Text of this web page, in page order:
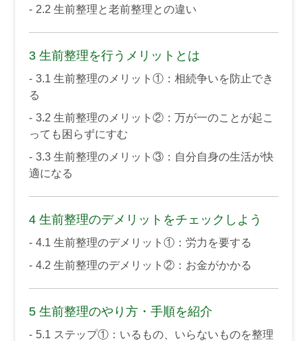
2.2 生前整理と老前整理との違い
3 生前整理を行うメリットとは
3.1 生前整理のメリット①：相続争いを防止でき
る
3.2 生前整理のメリット②：万が一のことが起こ
っても困らずにすむ
3.3 生前整理のメリット③：自分自身の生活が快
適になる
4 生前整理のデメリットをチェックしよう
4.1 生前整理のデメリット①：労力を要する
4.2 生前整理のデメリット②：お金がかかる
5 生前整理のやり方・手順を紹介
5.1 ステップ①：いるもの、いらないものを整理